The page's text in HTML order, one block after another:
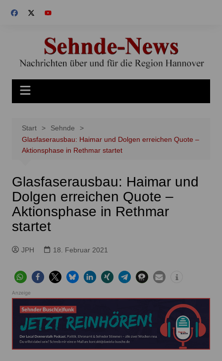
Inhalt
Start
Sehnde
Glasfaserausbau: Haimar und Dolgen erreichen Quote –
Aktionsphase in Rethmar startet
Glasfaserausbau: Haimar und
Dolgen erreichen Quote –
Aktionsphase in Rethmar
startet
JPH 18. Februar 2021
Anzeige